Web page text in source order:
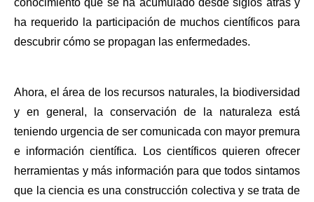
conocimiento que se ha acumulado desde siglos atrás y
ha requerido la participación de muchos científicos para
descubrir cómo se propagan las enfermedades.
Ahora, el área de los recursos naturales, la biodiversidad
y en general, la conservación de la naturaleza está
teniendo urgencia de ser comunicada con mayor premura
e información científica. Los científicos quieren ofrecer
herramientas y más información para que todos sintamos
que la ciencia es una construcción colectiva y se trata de